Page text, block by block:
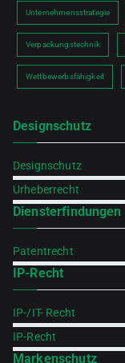
Unternehmensstrategie
Verpackungstechnik
Wettbewerbsfähigkeit
Designschutz
Designschutz
Urheberrecht
Diensterfindungen
Patentrecht
IP-Recht
IP-/IT- Recht
IP-Recht
Markenschutz